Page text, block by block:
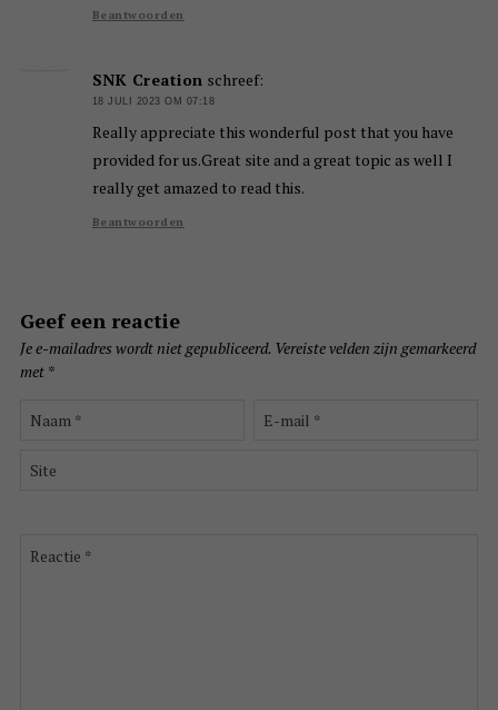
Beantwoorden
SNK Creation schreef:
18 JULI 2023 OM 07:18
Really appreciate this wonderful post that you have
provided for us.Great site and a great topic as well I
really get amazed to read this.
Beantwoorden
Geef een reactie
Je e-mailadres wordt niet gepubliceerd. Vereiste velden zijn gemarkeerd
met *